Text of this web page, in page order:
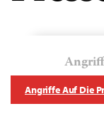
Angriffe Auf Die